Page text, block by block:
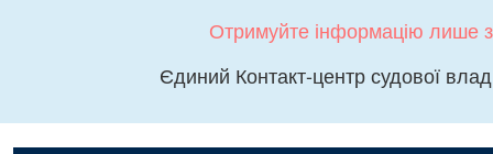
Отримуйте інформацію лише
Єдиний Контакт-центр судової